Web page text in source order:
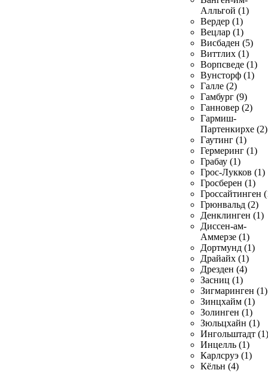
Алльгой (1)
Вердер (1)
Вецлар (1)
Висбаден (5)
Виттлих (1)
Ворпсведе (1)
Вунсторф (1)
Галле (2)
Гамбург (9)
Ганновер (2)
Гармиш-
Партенкирхе (2)
Гаутинг (1)
Гермеринг (1)
Грабау (1)
Грос-Лукков (1)
Гросберен (1)
Гроссайтинген
Грюнвальд (2)
Денклинген (1)
Диссен-ам-
Аммерзе (1)
Дортмунд (1)
Драйайх (1)
Дрезден (4)
Засниц (1)
Зигмаринген (1)
Зинцхайм (1)
Золинген (1)
Зюльцхайн (1)
Ингольштадт (1)
Инцелль (1)
Карлсруэ (1)
Кёльн (4)